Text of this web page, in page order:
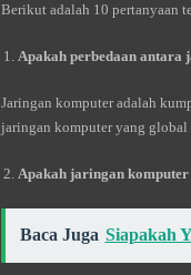
Berikut adalah 10 pertanyaan
Apakah perbedaan antara
Jaringan komputer adalah
jaringan komputer yang global
Apakah jaringan
Baca Juga Siapakah